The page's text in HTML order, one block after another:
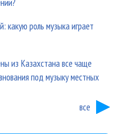
какую роль музыка играет
из Казахстана все чаще
под музыку местных
все